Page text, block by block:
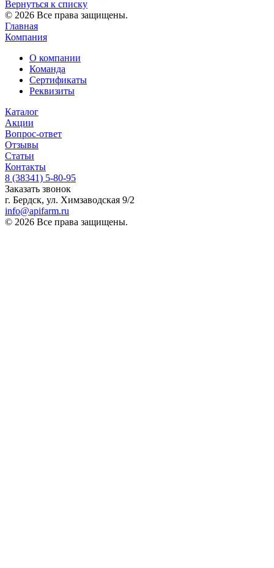
Вернуться к списку
© 2026 Все права защищены.
Главная
Компания
О компании
Команда
Сертификаты
Реквизиты
Каталог
Акции
Вопрос-ответ
Отзывы
Статьи
Контакты
8 (38341) 5-80-95
Заказать звонок
г. Бердск, ул. Химзаводская 9/2
info@apifarm.ru
© 2026 Все права защищены.